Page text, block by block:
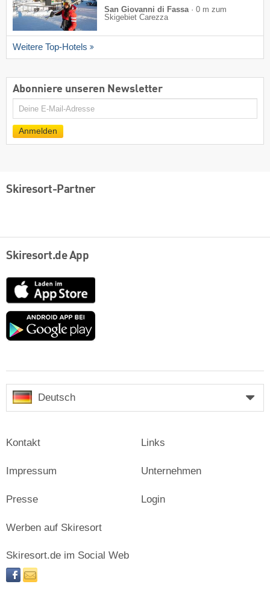
San Giovanni di Fassa· 0 m zum
Skigebiet Carezza
Weitere Top-Hotels
Abonniere unseren Newsletter
E-
Anmelden
Skiresort-Partner
Skiresort.de App
App
Store
Google
Deutsch
Kontakt
Impressum
Presse
Links
Unternehmen
Login
Werben auf Skiresort
Skiresort.de im Social Web
facebooknewsletter